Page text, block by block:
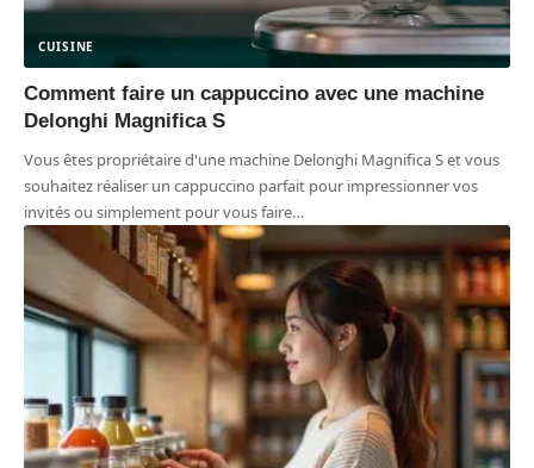
CUISINE
Comment faire un cappuccino avec une machine
Delonghi Magnifica S
Vous êtes propriétaire d'une machine Delonghi Magnifica S et vous
souhaitez réaliser un cappuccino parfait pour impressionner vos
invités ou simplement pour vous faire…